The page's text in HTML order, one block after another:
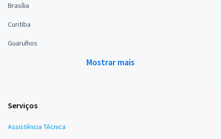
Brasília
Curitiba
Guarulhos
Mostrar mais
Serviços
Assistência Técnica